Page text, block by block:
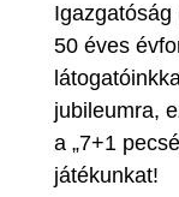
50 éves
jubileumra,
a „7+1
játékunkat!